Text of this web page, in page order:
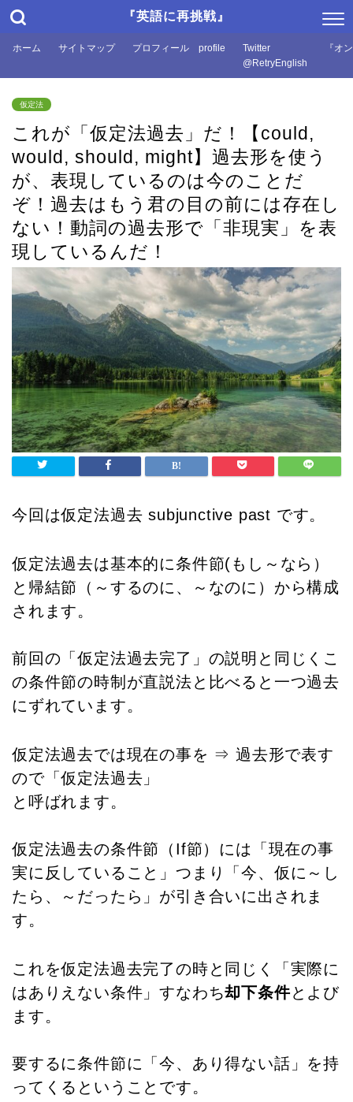
『英語に再挑戦』
ホーム サイトマップ プロフィール profile
Twitter
@RetryEnglish
『オ
仮定法
これが「仮定法過去」だ！【could,
would, should, might】過去形を使う
が、表現しているのは今のことだ
ぞ！過去はもう君の目の前には存在し
ない！動詞の過去形で「非現実」を表
現しているんだ！
今回は仮定法過去 subjunctive past です。
仮定法過去は基本的に条件節(もし～なら）
と帰結節（～するのに、～なのに）から構成
されます。
前回の「仮定法過去完了」の説明と同じくこ
の条件節の時制が直説法と比べると一つ過去
にずれています。
仮定法過去では現在の事を ⇒ 過去形で表す
ので「仮定法過去」
と呼ばれます。
仮定法過去の条件節（If節）には「現在の事
実に反していること」つまり「今、仮に～し
たら、～だったら」が引き合いに出されま
す。
これを仮定法過去完了の時と同じく「実際に
はありえない条件」すなわち却下条件とよび
ます。
要するに条件節に「今、あり得ない話」を持
ってくるということです。